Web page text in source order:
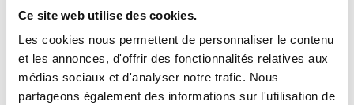
Ce site web utilise des cookies.
Les cookies nous permettent de personnaliser le contenu
et les annonces, d'offrir des fonctionnalités relatives aux
médias sociaux et d'analyser notre trafic. Nous
partageons également des informations sur l'utilisation de
Description du
produit
Spécifications du
Comme il est grand ce pot ensemble de Docteur danois House?!